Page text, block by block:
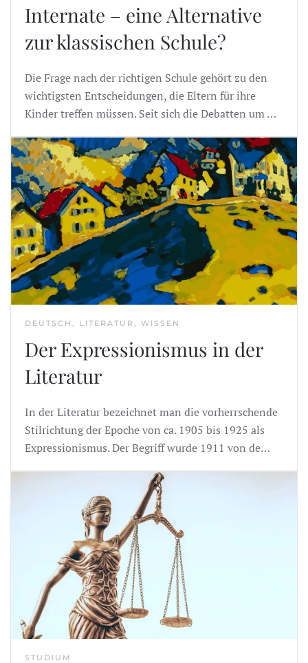
Internate – eine Alternative
zur klassischen Schule?
Die Frage nach der richtigen Schule gehört zu den
wichtigsten Entscheidungen, die Eltern für ihre
Kinder treffen müssen. Seit sich die Debatten um …
DEUTSCH, LITERATUR, WISSEN
Der Expressionismus in der
Literatur
In der Literatur bezeichnet man die vorherrschende
Stilrichtung der Epoche von ca. 1905 bis 1925 als
Expressionismus. Der Begriff wurde 1911 von de…
STUDIUM